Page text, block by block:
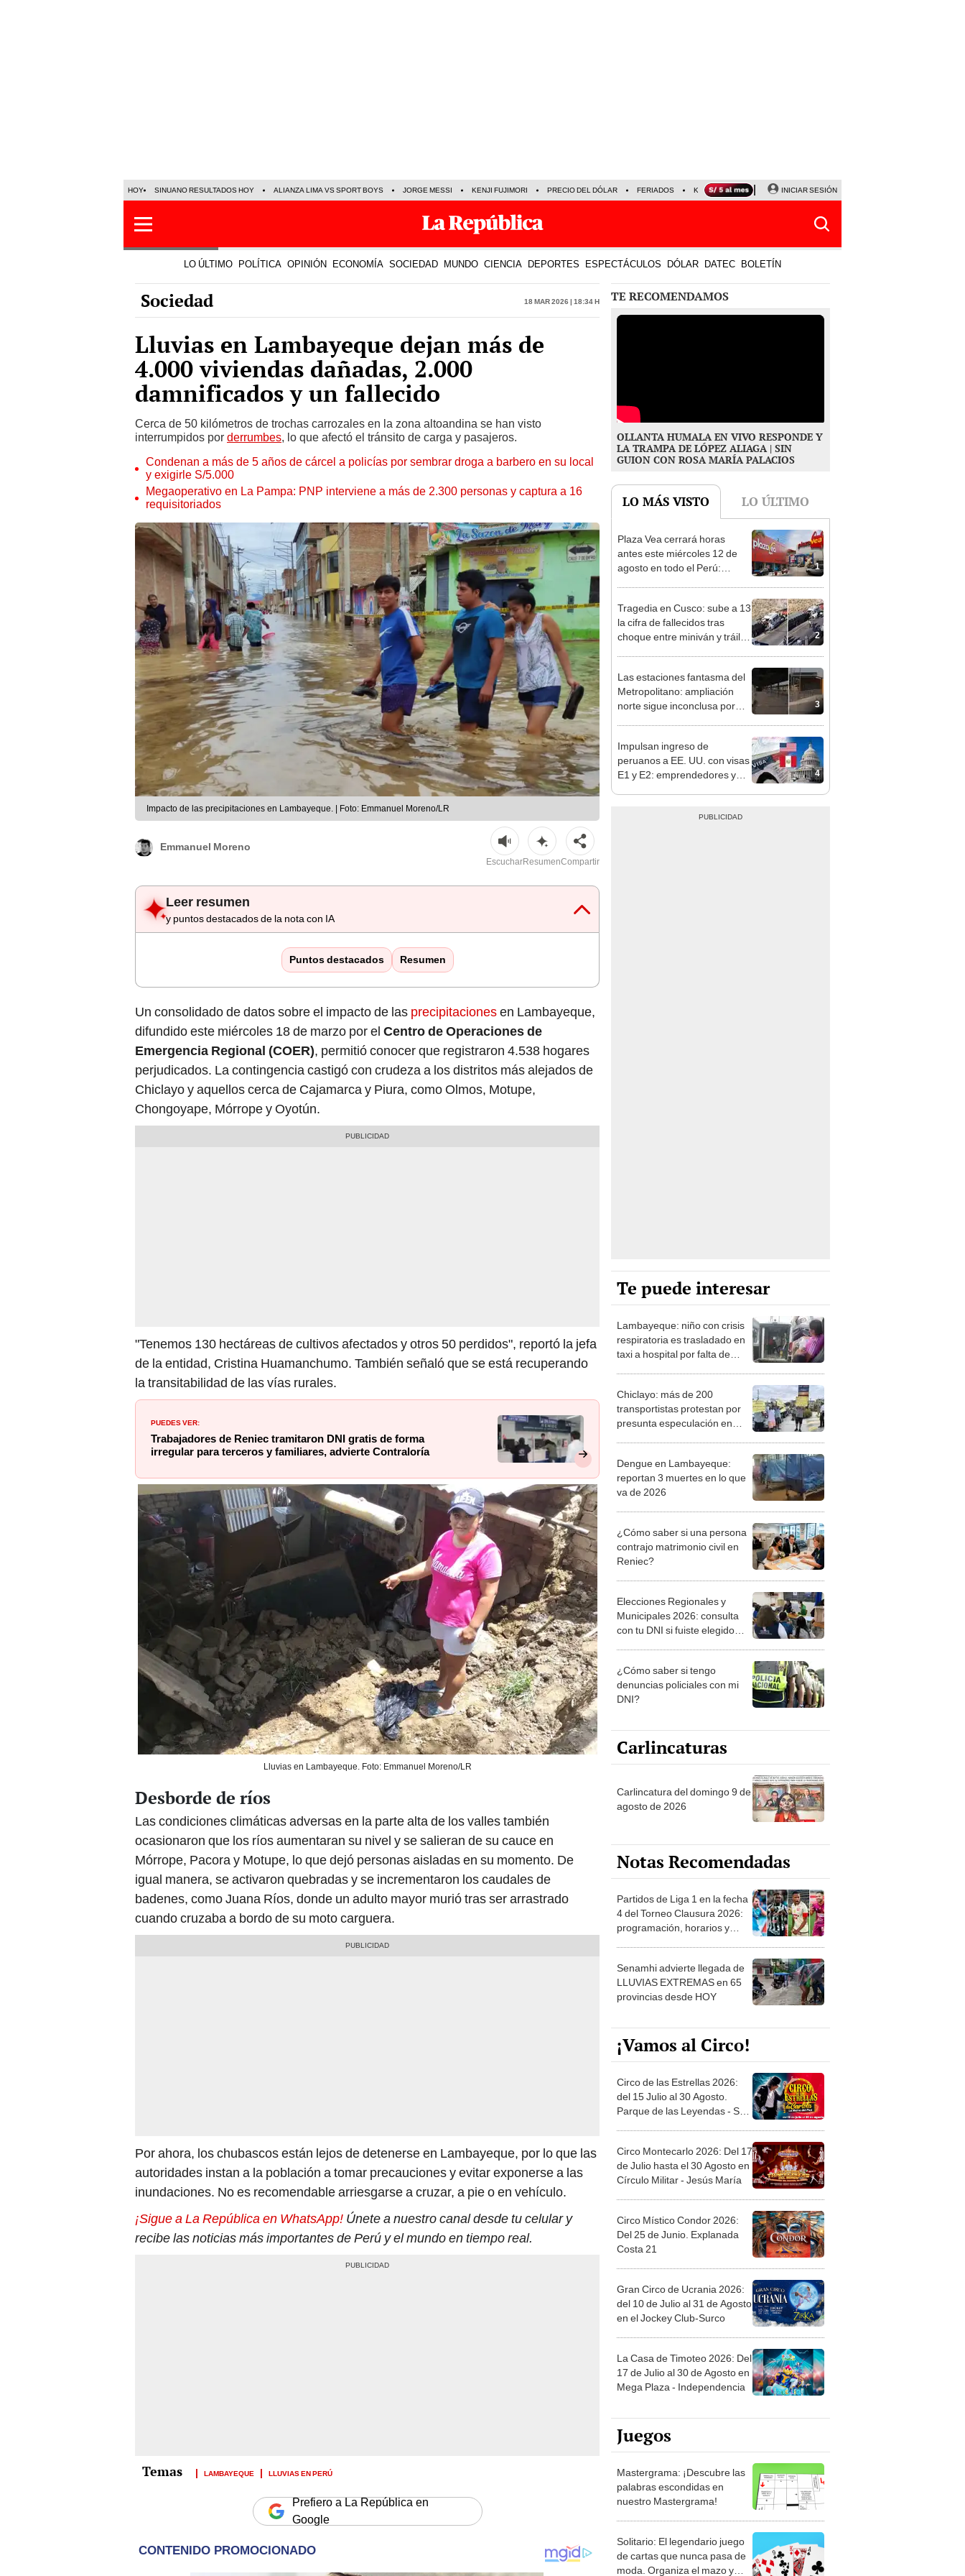
HOY SINUANO RESULTADOS HOY ALIANZA LIMA VS SPORT BOYS JORGE MESSI KENJI FUJIMORI PRECIO DEL DÓLAR FERIADOS KEIKO FUJIMORI NALDY SALDAÑA
INICIAR SESIÓN
LO ÚLTIMO POLÍTICA OPINIÓN ECONOMÍA SOCIEDAD MUNDO CIENCIA DEPORTES ESPECTÁCULOS DÓLAR DATEC BOLETÍN
Sociedad 18 Mar 2026 | 18:34 h
Lluvias en Lambayeque dejan más de
4.000 viviendas dañadas, 2.000
damnificados y un fallecido
Cerca de 50 kilómetros de trochas carrozales en la zona altoandina se han visto
interrumpidos por derrumbes, lo que afectó el tránsito de carga y pasajeros.
Condenan a más de 5 años de cárcel a policías por sembrar droga a barbero en su local
y exigirle S/5.000
Megaoperativo en La Pampa: PNP interviene a más de 2.300 personas y captura a 16
requisitoriados
Impacto de las precipitaciones en Lambayeque. | Foto: Emmanuel Moreno/LR
Emmanuel Moreno
EscucharResumenCompartir
Leer resumen
y puntos destacados de la nota con IA
Puntos destacados Resumen
Un consolidado de datos sobre el impacto de las precipitacionesen Lambayeque,
difundido este miércoles 18 de marzo por el Centro de Operaciones de
Emergencia Regional (COER), permitió conocer que registraron 4.538 hogares
perjudicados. La contingencia castigó con crudeza a los distritos más alejados de
Chiclayo y aquellos cerca de Cajamarca y Piura, como Olmos, Motupe,
Chongoyape, Mórrope y Oyotún.
"Tenemos 130 hectáreas de cultivos afectados y otros 50 perdidos", reportó la jefa
de la entidad, Cristina Huamanchumo. También señaló que se está recuperando
la transitabilidad de las vías rurales.
PUEDES VER:
Trabajadores de Reniec tramitaron DNI gratis de forma
irregular para terceros y familiares, advierte Contraloría
Lluvias en Lambayeque. Foto: Emmanuel Moreno/LR
Desborde de ríos
Las condiciones climáticas adversas en la parte alta de los valles también
ocasionaron que los ríos aumentaran su nivel y se salieran de su cauce en
Mórrope, Pacora y Motupe, lo que dejó personas aisladas en su momento. De
igual manera, se activaron quebradas y se incrementaron los caudales de
badenes, como Juana Ríos, donde un adulto mayor murió tras ser arrastrado
cuando cruzaba a bordo de su moto carguera.
Por ahora, los chubascos están lejos de detenerse en Lambayeque, por lo que las
autoridades instan a la población a tomar precauciones y evitar exponerse a las
inundaciones. No es recomendable arriesgarse a cruzar, a pie o en vehículo.
¡Sigue a La República en WhatsApp! Únete a nuestro canal desde tu celular y
recibe las noticias más importantes de Perú y el mundo en tiempo real.
LAMBAYEQUE LLUVIAS EN PERÚ
Prefiero a La República en
Google
TE RECOMENDAMOS
OLLANTA HUMALA EN VIVO RESPONDE Y
LA TRAMPA DE LÓPEZ ALIAGA | SIN
GUION CON ROSA MARÍA PALACIOS
LO MÁS VISTO LO ÚLTIMO
1
Plaza Vea cerrará horas
antes este miércoles 12 de
agosto en todo el Perú:
2
Tragedia en Cusco: sube a 13
la cifra de fallecidos tras
choque entre miniván y tráiler
3
Las estaciones fantasma del
Metropolitano: ampliación
norte sigue inconclusa por
4
Impulsan ingreso de
peruanos a EE. UU. con visas
E1 y E2: emprendedores y
Te puede interesar
Lambayeque: niño con crisis
respiratoria es trasladado en
taxi a hospital por falta de
Chiclayo: más de 200
transportistas protestan por
presunta especulación en
Dengue en Lambayeque:
reportan 3 muertes en lo que
va de 2026
¿Cómo saber si una persona
contrajo matrimonio civil en
Reniec?
Elecciones Regionales y
Municipales 2026: consulta
con tu DNI si fuiste elegido
la ONPE
¿Cómo saber si tengo
denuncias policiales con mi
DNI?
Carlincaturas
Carlincatura del domingo 9 de
agosto de 2026
Notas Recomendadas
Partidos de Liga 1 en la fecha
4 del Torneo Clausura 2026:
programación, horarios y
Senamhi advierte llegada de
LLUVIAS EXTREMAS en 65
provincias desde HOY
¡Vamos al Circo!
Circo de las Estrellas 2026:
del 15 Julio al 30 Agosto.
Parque de las Leyendas - San
Circo Montecarlo 2026: Del 17
de Julio hasta el 30 Agosto en
Círculo Militar - Jesús María
Circo Místico Condor 2026:
Del 25 de Junio. Explanada
Costa 21
Gran Circo de Ucrania 2026:
del 10 de Julio al 31 de Agosto
en el Jockey Club-Surco
La Casa de Timoteo 2026: Del
17 de Julio al 30 de Agosto en
Mega Plaza - Independencia
Juegos
Mastergrama: ¡Descubre las
palabras escondidas en
nuestro Mastergrama!
Solitario: El legendario juego
de cartas que nunca pasa de
moda. Organiza el mazo y